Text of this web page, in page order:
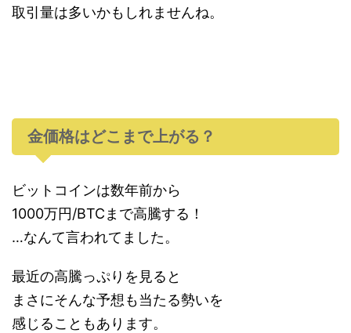
取引量は多いかもしれませんね。
金価格はどこまで上がる？
ビットコインは数年前から
1000万円/BTCまで高騰する！
…なんて言われてました。
最近の高騰っぷりを見ると
まさにそんな予想も当たる勢いを
感じることもあります。